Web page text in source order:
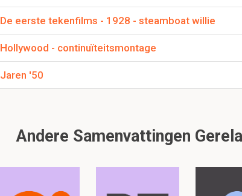
Dit is een preview. Er
LET OP!!! Er zijn slechts 90 flashcards en
De eerste tekenfilms - 1928 - steamboat willie
Hollywood - continuïteitsmontage
Jaren '50
Andere Samenvattingen